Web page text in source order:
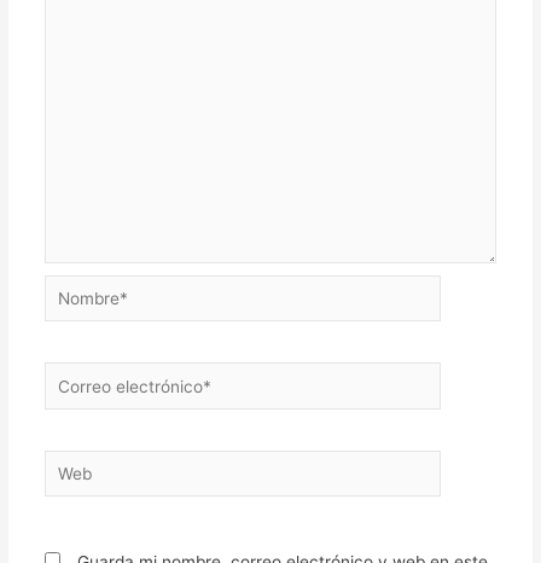
Nombre*
Correo
electrónico*
Web